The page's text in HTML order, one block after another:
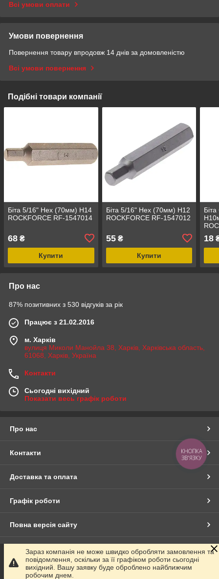
Всі умови оплати
Умови повернення
Повернення товару впродовж 14 днів за домовленістю
Всі умови повернення
Подібні товари компанії
Біта 5/16" Hex (70мм) H14
ROCKFORCE RF-1547014
68 ₴
Купити
Біта 5/16" Hex (70мм) H12
ROCKFORCE RF-1547012
55₴
Купити
18
Про нас
87% позитивних з 530 відгуків за рік
Працює з 21.02.2016
м. Харків
вулиця Миколи Манойла 38, Харків, Харківська область,
61068, Харків, Україна
Контакти
Сьогодні вихідний
Показати весь графік роботи
Про нас
Контакти
Доставка та оплата
Графік роботи
Повна версія сайту
Сайт створено на маркетплейсі Prom.ua
Політика конфіденційності
Зараз компанія не може швидко обробляти замовлення та
повідомлення, оскільки за її графіком роботи сьогодні
вихідний. Вашу заявку буде оброблено найближчим
робочим днем.
КНОПКА
ЗВ'ЯЗКУ